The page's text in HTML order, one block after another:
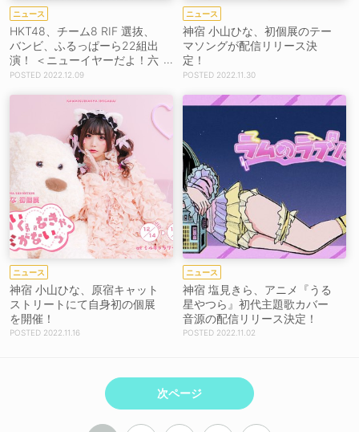
ニュース
HKT48、チーム8 RIF 選抜、
バンビ、ふるっぱーら22組出
演！ ＜ニューイヤーだよ！六
本木アイドルフェスティバル
2022.12.09
ニュース
神宿 小山ひな、初個展のテー
マソングが配信リリース決
定！
2022.11.30
ニュース
神宿 小山ひな、原宿キャット
ストリートにて自身初の個展
を開催！
2022.11.16
ニュース
神宿 塩見きら、アニメ『うる
星やつら』初代主題歌カバー
音源の配信リリース決定！
2022.11.02
次ページ